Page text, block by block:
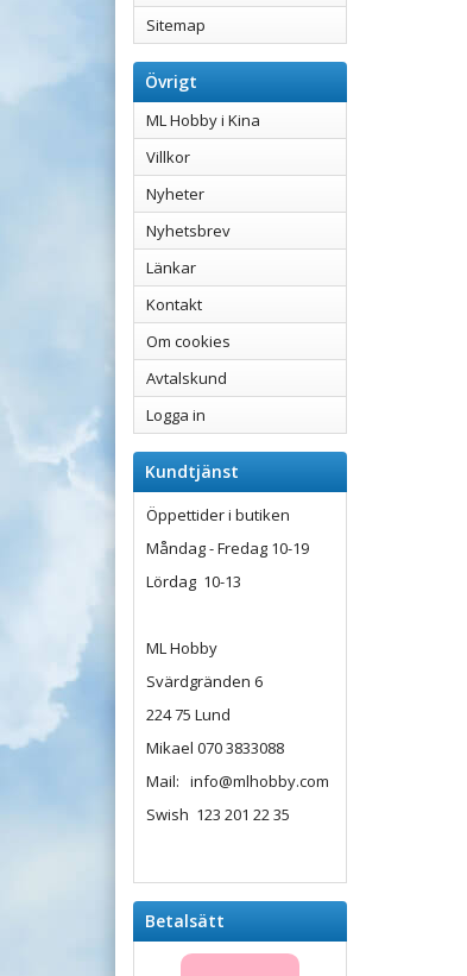
Sitemap
Övrigt
ML Hobby i Kina
Villkor
Nyheter
Nyhetsbrev
Länkar
Kontakt
Om cookies
Avtalskund
Logga in
Kundtjänst
Öppettider i butiken
Måndag - Fredag 10-19
Lördag 10-13
ML Hobby
Svärdgränden 6
224 75 Lund
Mikael 070 3833088
Mail: info@mlhobby.com
Swish 123 201 22 35
Betalsätt